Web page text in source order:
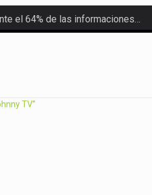
el 64% de las informaciones…
la Universidad…
El Primer Tribunal Colegiado del